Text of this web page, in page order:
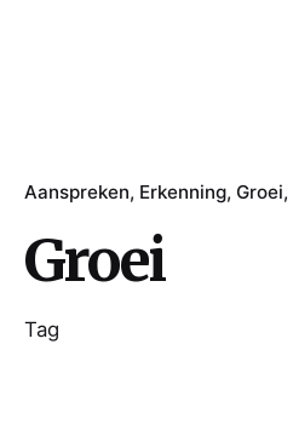
Aanspreken Erkenning Groei
Groei
Tag